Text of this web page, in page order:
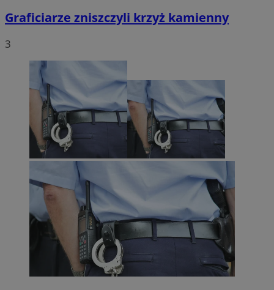
Graficiarze zniszczyli krzyż kamienny
3